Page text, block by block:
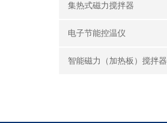
集热式磁力搅拌器
电子节能控温仪
智能磁力（加热板）搅拌器